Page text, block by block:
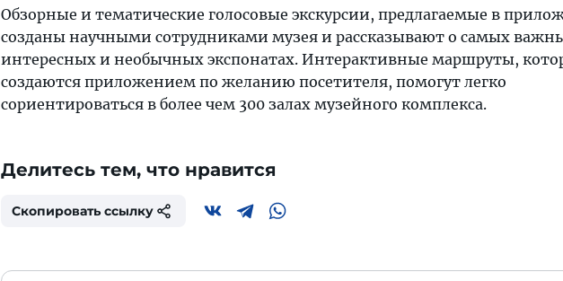
Обзорные и тематические голосовые экскурсии, предлагаемые в
созданы научными сотрудниками музея и рассказывают о самых
интересных и необычных экспонатах. Интерактивные маршруты,
создаются приложением по желанию посетителя, помогут легко
сориентироваться в более чем 300 залах музейного комплекса.
Делитесь тем, что нравится
Скопировать ссылку